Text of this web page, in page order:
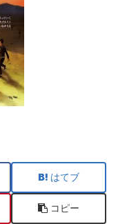
はてブ
コピー